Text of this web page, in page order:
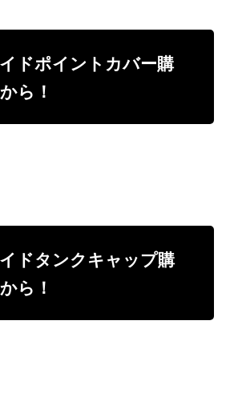
ドポイントカバー購
ら！
ドタンクキャップ購
ら！